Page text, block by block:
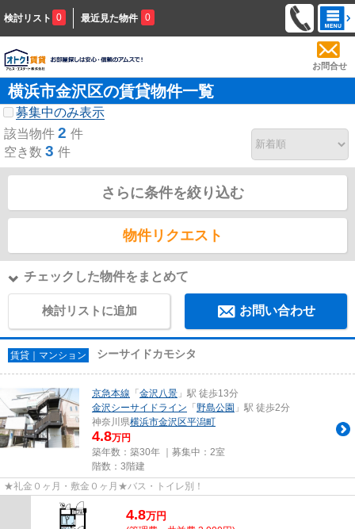
検討リスト 0 最近見た物件 0
お問合せ
横浜市金沢区の賃貸物件一覧
募集中のみ表示
該当物件 2 件
空き数 3 件
さらに条件を絞り込む
物件リクエスト
チェックした物件をまとめて
検討リストに追加 お問い合わせ
賃貸｜マンション シーサイドカモシタ
京急本線 「 金沢八景 」駅 徒歩13分
金沢シーサイドライン 「 野島公園 」駅 徒歩2分
神奈川県横浜市金沢区平潟町
4.8万円
築年数：築30年 ｜募集中： 2室
階数：3階建
★礼金０ヶ月・敷金０ヶ月★バス・トイレ別！
4.8万円